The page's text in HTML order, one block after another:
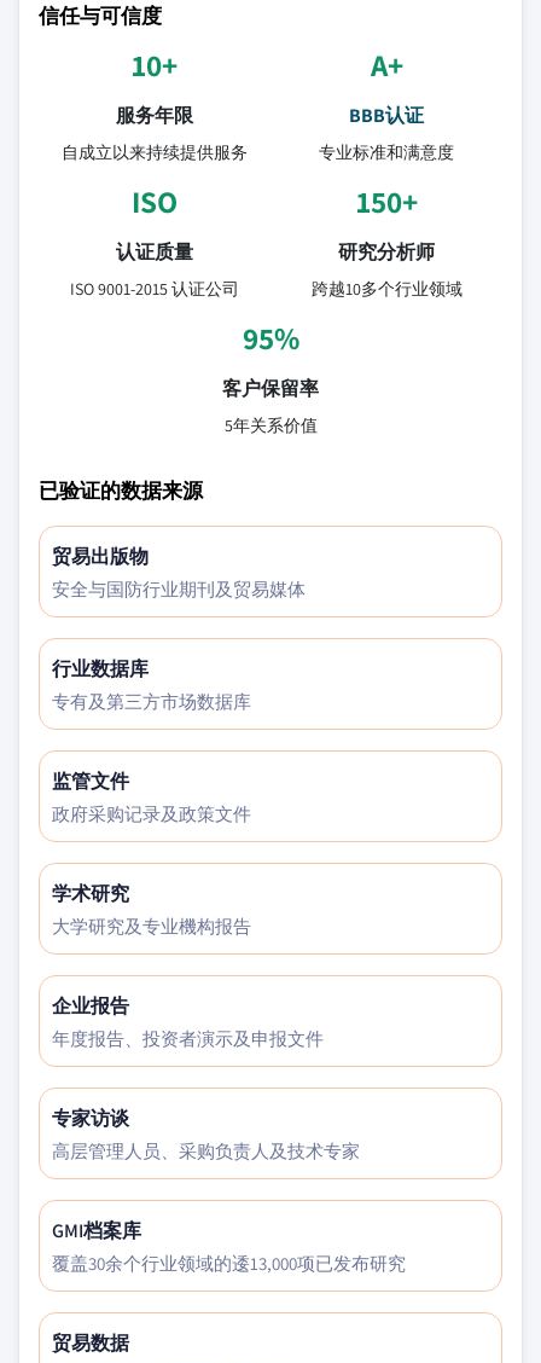
信任与可信度
10+
服务年限
自成立以来持续提供服务
A+
BBB认证
专业标准和满意度
ISO
认证质量
ISO 9001-2015 认证公司
150+
研究分析师
跨越10多个行业领域
95%
客户保留率
5年关系价值
已验证的数据来源
贸易出版物
安全与国防行业期刊及贸易媒体
行业数据库
专有及第三方市场数据库
监管文件
政府采购记录及政策文件
学术研究
大学研究及专业機构报告
企业报告
年度报告、投资者演示及申报文件
专家访谈
高层管理人员、采购负责人及技术专家
GMI档案库
覆盖30余个行业领域的逶13,000项已发布研究
贸易数据